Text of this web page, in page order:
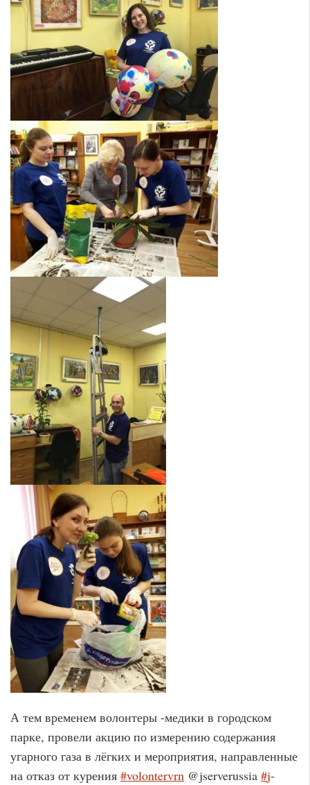
А тем временем волонтеры -медики в городском
парке, провели акцию по измерению содержания
угарного газа в лёгких и мероприятия, направленные
на отказ от курения #volontervrn @jserverussia #j-